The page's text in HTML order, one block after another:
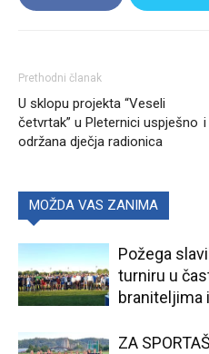
Prethodni članak
U sklopu projekta “Veseli
četvrtak” u Pleternici uspješno
održana dječja radionica
i
MOŽDA VAS ZANIMA
Požega
turniru u
braniteljima
ZA